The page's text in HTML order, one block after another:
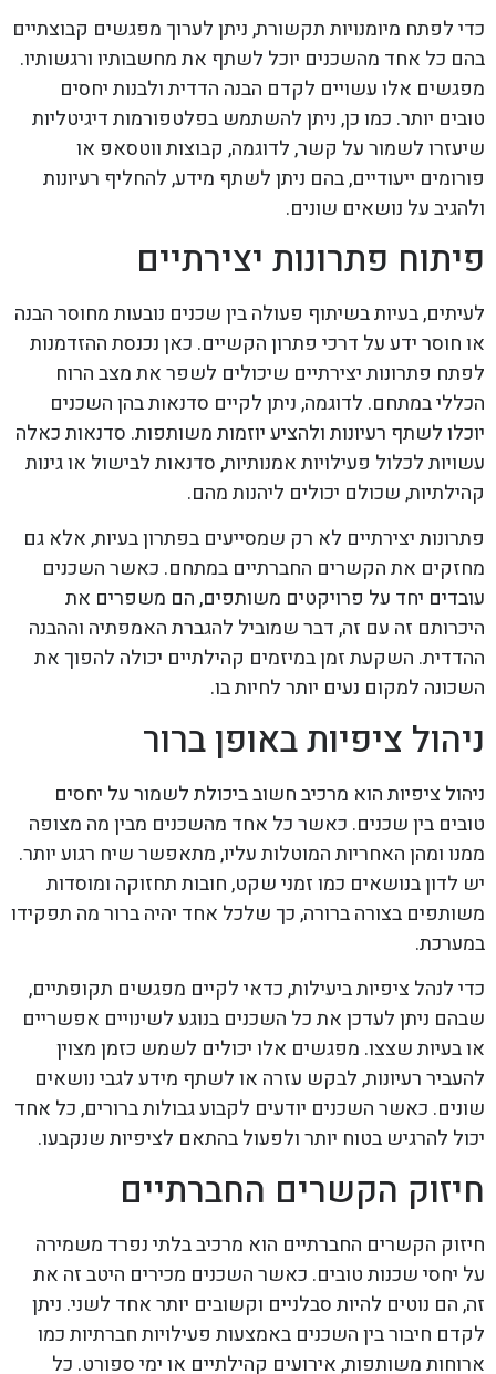
כדי לפתח מיומנויות תקשורת, ניתן לערוך מפגשים קבוצתיים
בהם כל אחד מהשכנים יוכל לשתף את מחשבותיו ורגשותיו.
מפגשים אלו עשויים לקדם הבנה הדדית ולבנות יחסים
טובים יותר. כמו כן, ניתן להשתמש בפלטפורמות דיגיטליות
שיעזרו לשמור על קשר, לדוגמה, קבוצות ווטסאפ או
פורומים ייעודיים, בהם ניתן לשתף מידע, להחליף רעיונות
ולהגיב על נושאים שונים.
פיתוח פתרונות יצירתיים
לעיתים, בעיות בשיתוף פעולה בין שכנים נובעות מחוסר הבנה
או חוסר ידע על דרכי פתרון הקשיים. כאן נכנסת ההזדמנות
לפתח פתרונות יצירתיים שיכולים לשפר את מצב הרוח
הכללי במתחם. לדוגמה, ניתן לקיים סדנאות בהן השכנים
יוכלו לשתף רעיונות ולהציע יוזמות משותפות. סדנאות כאלה
עשויות לכלול פעילויות אמנותיות, סדנאות לבישול או גינות
קהילתיות, שכולם יכולים ליהנות מהם.
פתרונות יצירתיים לא רק שמסייעים בפתרון בעיות, אלא גם
מחזקים את הקשרים החברתיים במתחם. כאשר השכנים
עובדים יחד על פרויקטים משותפים, הם משפרים את
היכרותם זה עם זה, דבר שמוביל להגברת האמפתיה וההבנה
ההדדית. השקעת זמן במיזמים קהילתיים יכולה להפוך את
השכונה למקום נעים יותר לחיות בו.
ניהול ציפיות באופן ברור
ניהול ציפיות הוא מרכיב חשוב ביכולת לשמור על יחסים
טובים בין שכנים. כאשר כל אחד מהשכנים מבין מה מצופה
ממנו ומהן האחריות המוטלות עליו, מתאפשר שיח רגוע יותר.
יש לדון בנושאים כמו זמני שקט, חובות תחזוקה ומוסדות
משותפים בצורה ברורה, כך שלכל אחד יהיה ברור מה תפקידו
במערכת.
כדי לנהל ציפיות ביעילות, כדאי לקיים מפגשים תקופתיים,
שבהם ניתן לעדכן את כל השכנים בנוגע לשינויים אפשריים
או בעיות שצצו. מפגשים אלו יכולים לשמש כזמן מצוין
להעביר רעיונות, לבקש עזרה או לשתף מידע לגבי נושאים
שונים. כאשר השכנים יודעים לקבוע גבולות ברורים, כל אחד
יכול להרגיש בטוח יותר ולפעול בהתאם לציפיות שנקבעו.
חיזוק הקשרים החברתיים
חיזוק הקשרים החברתיים הוא מרכיב בלתי נפרד משמירה
על יחסי שכנות טובים. כאשר השכנים מכירים היטב זה את
זה, הם נוטים להיות סבלניים וקשובים יותר אחד לשני. ניתן
לקדם חיבור בין השכנים באמצעות פעילויות חברתיות כמו
ארוחות משותפות, אירועים קהילתיים או ימי ספורט. כל